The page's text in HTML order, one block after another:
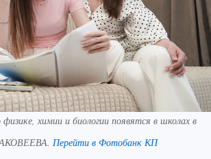
химии и биологии появятся в школах в
Перейти в Фотобанк КП